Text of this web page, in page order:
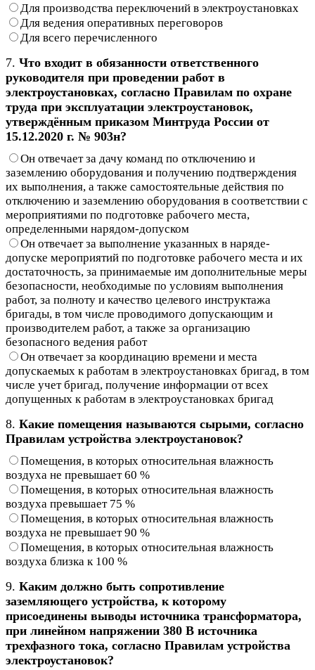
Для производства переключений в электроустановках
Для ведения оперативных переговоров
Для всего перечисленного
7. Что входит в обязанности ответственного
руководителя при проведении работ в
электроустановках, согласно Правилам по охране
труда при эксплуатации электроустановок,
утверждённым приказом Минтруда России от
15.12.2020 г. № 903н?
Он отвечает за дачу команд по отключению и
заземлению оборудования и получению подтверждения
их выполнения, а также самостоятельные действия по
отключению и заземлению оборудования в соответствии с
мероприятиями по подготовке рабочего места,
определенными нарядом-допуском
Он отвечает за выполнение указанных в наряде-
допуске мероприятий по подготовке рабочего места и их
достаточность, за принимаемые им дополнительные меры
безопасности, необходимые по условиям выполнения
работ, за полноту и качество целевого инструктажа
бригады, в том числе проводимого допускающим и
производителем работ, а также за организацию
безопасного ведения работ
Он отвечает за координацию времени и места
допускаемых к работам в электроустановках бригад, в том
числе учет бригад, получение информации от всех
допущенных к работам в электроустановках бригад
8. Какие помещения называются сырыми, согласно
Правилам устройства электроустановок?
Помещения, в которых относительная влажность
воздуха не превышает 60 %
Помещения, в которых относительная влажность
воздуха превышает 75 %
Помещения, в которых относительная влажность
воздуха не превышает 90 %
Помещения, в которых относительная влажность
воздуха близка к 100 %
9. Каким должно быть сопротивление
заземляющего устройства, к которому
присоединены выводы источника трансформатора,
при линейном напряжении 380 В источника
трехфазного тока, согласно Правилам устройства
электроустановок?